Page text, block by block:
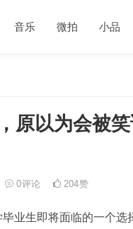
音乐 微拍 小品
原以为会被
0评论 204赞
业生即将面临的一个